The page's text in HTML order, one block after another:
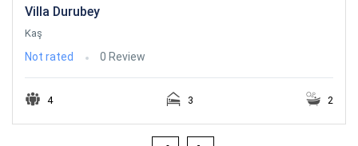
Villa Durubey
Kaş
Not rated 0 Review
4 3 2